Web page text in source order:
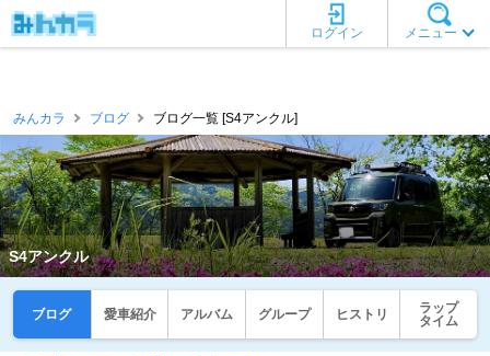
メニュー
ログイン
みんカラ ブログ ブログ一覧 [S4アンクル]
S4アンクル
ブログ 愛車紹介 アルバム グループ ヒストリ
ラップ
タイム